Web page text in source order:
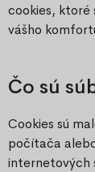
cookies, ktoré
vášho
Čo sú
Cookies sú
počítača
internetových